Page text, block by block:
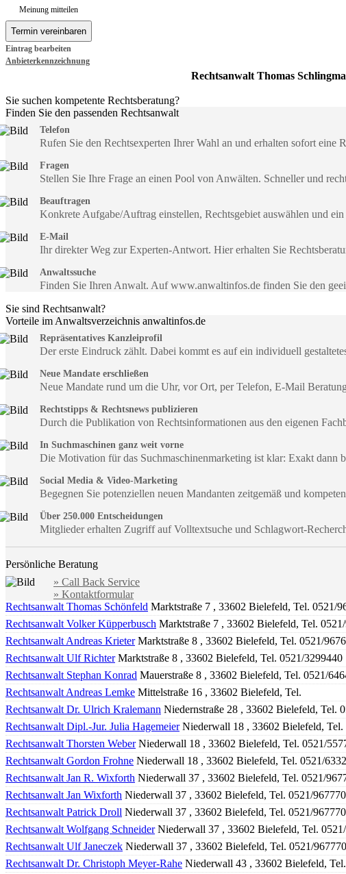
Meinung mitteilen
Eintrag bearbeiten
Anbieterkennzeichnung
Rechtsanwalt Thomas
Sie suchen kompetente Rechtsberatung?
Finden Sie den passenden Rechtsanwalt
Telefon
Rufen Sie den Rechtsexperten Ihrer Wahl an und erhalten sofort eine
Fragen
Stellen Sie Ihre Frage an einen Pool von Anwälten. Schneller und
Beauftragen
Konkrete Aufgabe/Auftrag einstellen, Rechtsgebiet auswählen und
E-Mail
Ihr direkter Weg zur Experten-Antwort. Hier erhalten Sie
Anwaltssuche
Finden Sie Ihren Anwalt. Auf www.anwaltinfos.de finden Sie den
Sie sind Rechtsanwalt?
Vorteile im Anwaltsverzeichnis anwaltinfos.de
Repräsentatives Kanzleiprofil
Der erste Eindruck zählt. Dabei kommt es auf ein individuell
Neue Mandate erschließen
Neue Mandate rund um die Uhr, vor Ort, per Telefon, E-Mail
Rechtstipps & Rechtsnews publizieren
Durch die Publikation von Rechtsinformationen aus den eigenen
In Suchmaschinen ganz weit vorne
Die Motivation für das Suchmaschinenmarketing ist klar: Exakt dann
Social Media & Video-Marketing
Begegnen Sie potenziellen neuen Mandanten zeitgemäß und
Über 250.000 Entscheidungen
Mitglieder erhalten Zugriff auf Volltextsuche und Schlagwort-
Persönliche Beratung
» Call Back Service
» Kontaktformular
Rechtsanwalt Thomas Schönfeld Marktstraße 7 , 33602 Bielefeld, Tel. 0521/
Rechtsanwalt Volker Küpperbusch Marktstraße 7 , 33602 Bielefeld, Tel.
Rechtsanwalt Andreas KrieterMarktstraße 8 , 33602 Bielefeld, Tel. 0521/
Rechtsanwalt Ulf RichterMarktstraße 8 , 33602 Bielefeld, Tel. 0521/3299440
Rechtsanwalt Stephan Konrad Mauerstraße 8 , 33602 Bielefeld, Tel. 0521/
Rechtsanwalt Andreas Lemke Mittelstraße 16 , 33602 Bielefeld, Tel.
Rechtsanwalt Dr. Ulrich Kralemann Niedernstraße 28 , 33602 Bielefeld, Tel.
Rechtsanwalt Dipl.-Jur. Julia HagemeierNiederwall 18 , 33602 Bielefeld, Tel.
Rechtsanwalt Thorsten WeberNiederwall 18 , 33602 Bielefeld, Tel. 0521/
Rechtsanwalt Gordon Frohne Niederwall 18 , 33602 Bielefeld, Tel. 0521/
Rechtsanwalt Jan R. Wixforth Niederwall 37 , 33602 Bielefeld, Tel. 0521/
Rechtsanwalt Jan Wixforth Niederwall 37 , 33602 Bielefeld, Tel. 0521/967770
Rechtsanwalt Patrick Droll Niederwall 37 , 33602 Bielefeld, Tel. 0521/967770
Rechtsanwalt Wolfgang SchneiderNiederwall 37 , 33602 Bielefeld, Tel.
Rechtsanwalt Ulf Janeczek Niederwall 37 , 33602 Bielefeld, Tel. 0521/967770
Rechtsanwalt Dr. Christoph Meyer-Rahe Niederwall 43 , 33602 Bielefeld,